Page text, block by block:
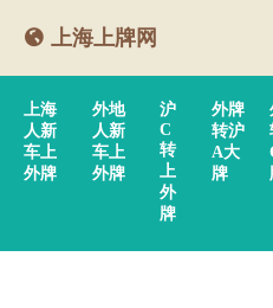
上海上牌网
上海
人新
车上
外牌
外地
人新
车上
外牌
沪
C
转
上
外
牌
外牌
转沪
A大
牌